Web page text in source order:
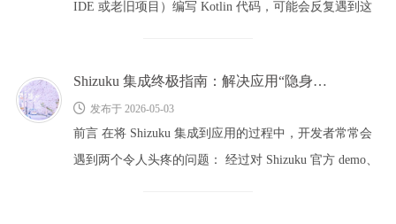
IDE 或老旧项目）编写 Kotlin 代码，可能会反复遇到这
Shizuku 集成终极指南：解决应用“隐身”与闪退问题
发布于 2026-05-03
前言 在将 Shizuku 集成到应用的过程中，开发者常常会
遇到两个令人头疼的问题： 经过对 Shizuku 官方 demo、